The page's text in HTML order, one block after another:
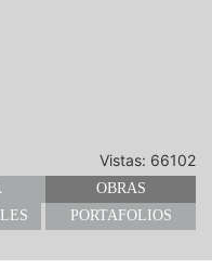
Vistas: 66102
OBRAS
PORTAFOLIOS